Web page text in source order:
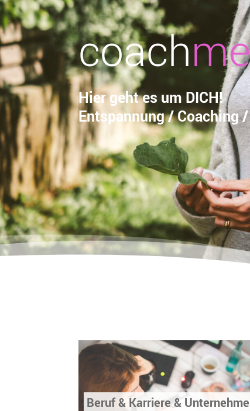
coach
Hier geht es um DICH!
Entspannung / Coaching
Beruf & Karriere &